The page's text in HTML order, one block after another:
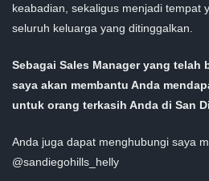
keabadian, sekaligus menjadi tempat
seluruh keluarga yang ditinggalkan.
Sebagai Sales Manager yang telah
saya akan membantu Anda
untuk orang terkasih Anda di San
Anda juga dapat menghubungi saya
@sandiegohills_helly